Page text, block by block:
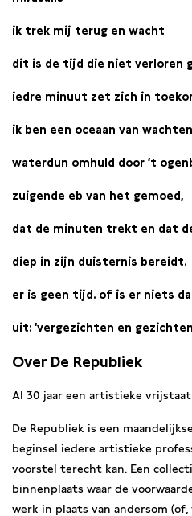
ik trek mij terug en wacht
dit is de tijd die niet verloren
iedre minuut zet zich in
ik ben een oceaan van
waterdun omhuld door ’t
zuigende eb van het gemoed,
dat de minuten trekt en dat
diep in zijn duisternis bereidt.
er is geen tijd. of is er niets
uit: ‘vergezichten en
Over De Republiek
Al 30 jaar een artistieke
De Republiek is een
beginsel iedere artistieke
voorstel terecht kan. Een
binnenplaats waar de
werk in plaats van andersom